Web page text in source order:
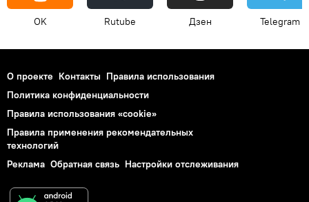
OK Rutube Дзен Telegram
О проекте Контакты Правила использования
Политика конфиденциальности
Правила использования «cookie»
Правила применения рекомендательных
технологий
Реклама Обратная связь Настройки отслеживания